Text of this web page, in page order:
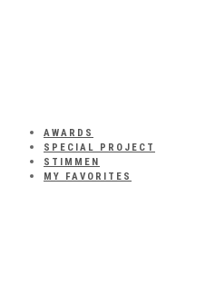
AWARDS
SPECIAL PROJECT
STIMMEN
MY FAVORITES